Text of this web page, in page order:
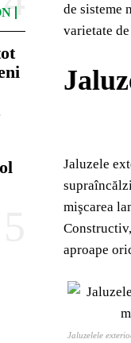
de sisteme
varietate
Jaluzele
mişcarea
aproape
Jaluzelele